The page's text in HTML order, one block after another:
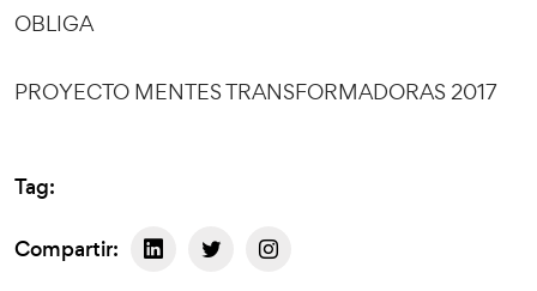
OBLIGA
PROYECTO MENTES TRANSFORMADORAS 2017
Tag:
Compartir: